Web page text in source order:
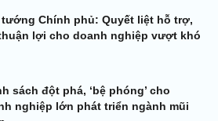
Chính phủ: Quyết liệt hỗ trợ,
lợi cho doanh nghiệp vượt khó
sách đột phá, ‘bệ phóng’ cho
nghiệp lớn phát triển ngành mũi